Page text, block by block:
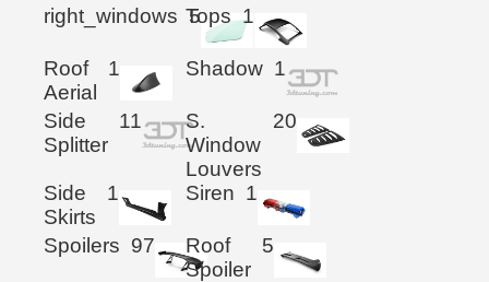
right_windows 5
Tops 1
Roof
Aerial
1 Shadow 1
Side
Splitter
11
S.
Window
Louvers
20
Side
Skirts
1 Siren 1
Spoilers 97
Roof
Spoiler
5